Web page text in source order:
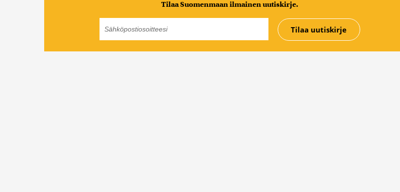
Tilaa Suomenmaan ilmainen uutiskirje.